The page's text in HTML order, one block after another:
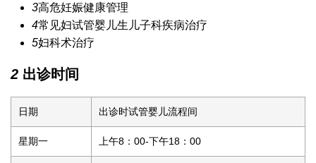
3高危妊娠健康管理
4常见妇试管婴儿生儿子科疾病治疗
5妇科术治疗
2 出诊时间
日期 出诊时试管婴儿流程间
星期一 上午8：00-下午18：00